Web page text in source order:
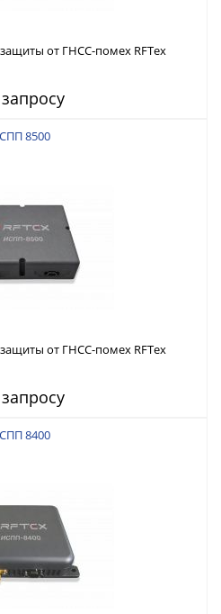
от ГНСС-помех RFТех
8500
от ГНСС-помех RFТех
8400